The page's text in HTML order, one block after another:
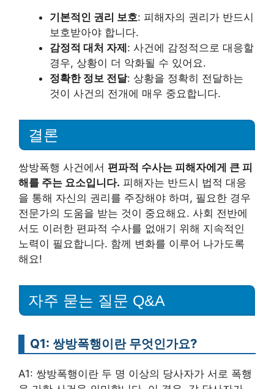
기본적인 권리 보호: 피해자의 권리가 반드시
보호받아야 합니다.
감정적 대처 자제 : 사건에 감정적으로 대응할
경우, 상황이 더 악화될 수 있어요.
정확한 정보 전달: 상황을 정확히 전달하는
것이 사건의 전개에 매우 중요합니다.
결론
쌍방폭행 사건에서 편파적 수사는 피해자에게 큰 피
해를 주는 요소입니다. 피해자는 반드시 법적 대응
을 통해 자신의 권리를 주장해야 하며, 필요한 경우
전문가의 도움을 받는 것이 중요해요. 사회 전반에
서도 이러한 편파적 수사를 없애기 위해 지속적인
노력이 필요합니다. 함께 변화를 이루어 나가도록
해요!
자주 묻는 질문 Q&A
Q1: 쌍방폭행이란 무엇인가요?
A1: 쌍방폭행이란 두 명 이상의 당사자가 서로 폭행